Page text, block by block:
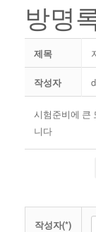
방명
제목
작성자
시험준비에 큰
니다
작성자(*)